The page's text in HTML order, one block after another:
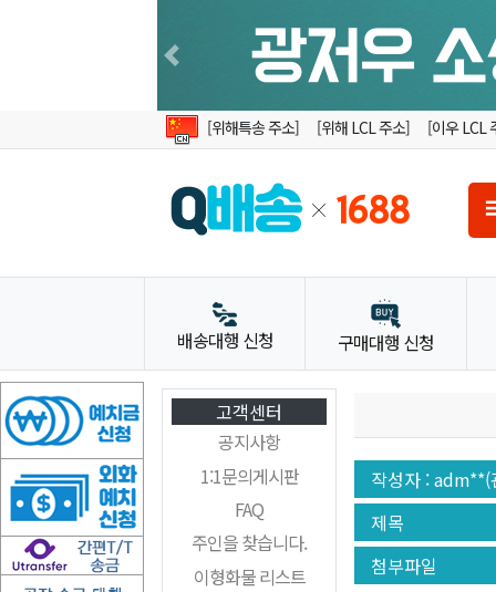
Previous
[위해특송 주소] [위해 LCL 주소] [이우 LCL
배송대행 신청 구매대행 신청
고객센터
공지사항
1:1문의게시판
FAQ
주인을 찾습니다.
이형화물 리스트
작성자 : adm**(
제목
첨부파일